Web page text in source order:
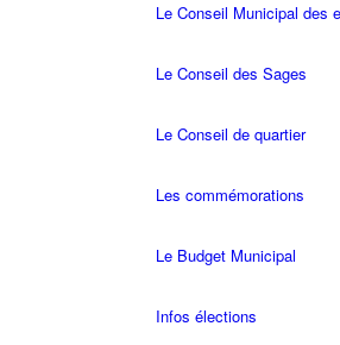
Le Conseil Municipal des
Le Conseil des Sages
Le Conseil de quartier
Les commémorations
Le Budget Municipal
Infos élections